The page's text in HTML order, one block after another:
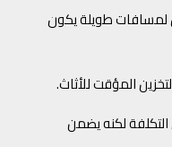
لمسافات طويلة يكون
المؤقت للأثاث.
التكلفة لكنه يضمن